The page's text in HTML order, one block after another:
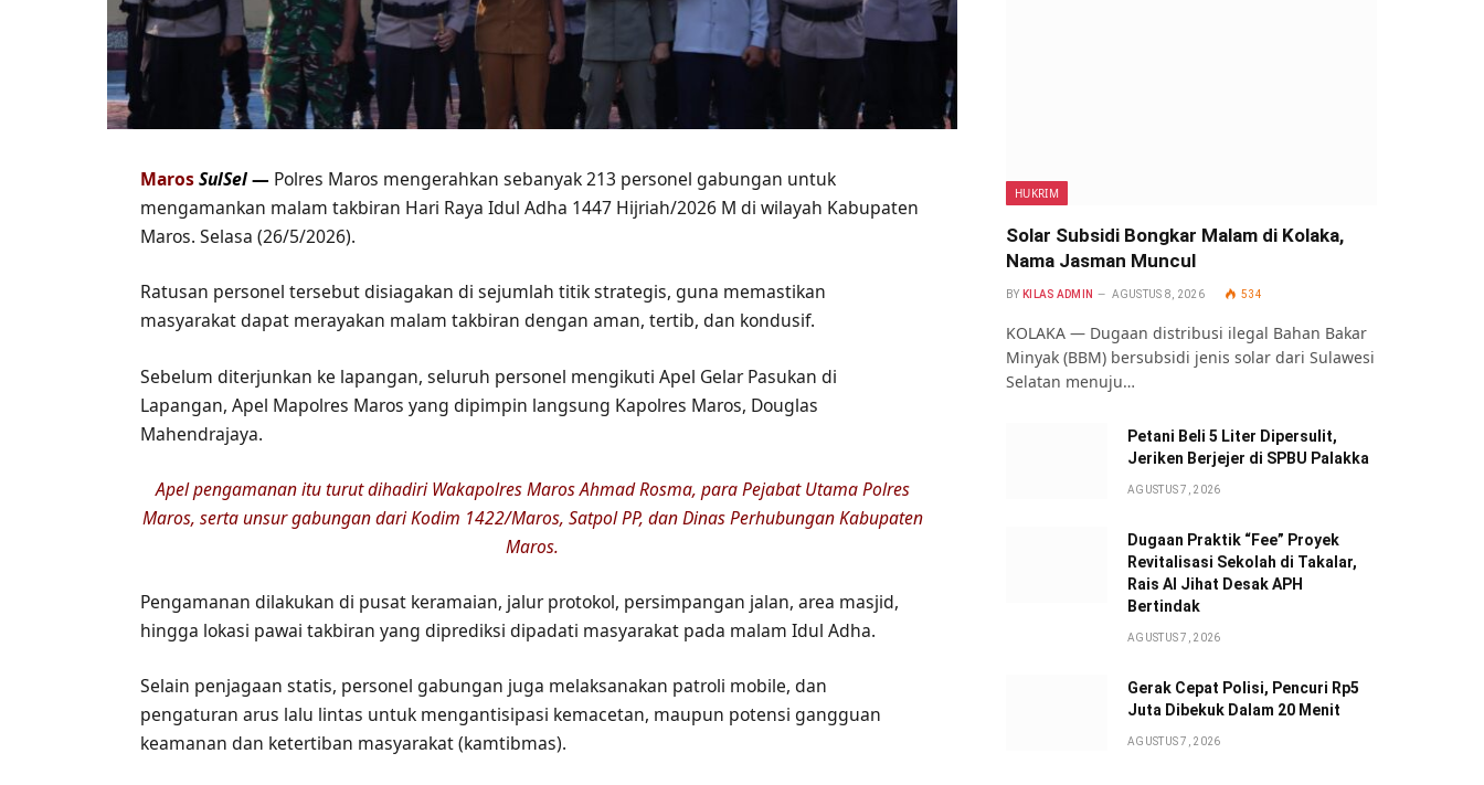
MarosSulSel— Polres Maros mengerahkan sebanyak 213 personel gabungan untuk
mengamankan malam takbiran Hari Raya Idul Adha 1447 Hijriah/2026 M di wilayah Kabupaten
Maros. Selasa (26/5/2026).
Ratusan personel tersebut disiagakan di sejumlah titik strategis, guna memastikan
masyarakat dapat merayakan malam takbiran dengan aman, tertib, dan kondusif.
Sebelum diterjunkan ke lapangan, seluruh personel mengikuti Apel Gelar Pasukan di
Lapangan, Apel Mapolres Maros yang dipimpin langsung Kapolres Maros, Douglas
Mahendrajaya.
Apel pengamanan itu turut dihadiri Wakapolres Maros Ahmad Rosma, para Pejabat Utama Polres
Maros, serta unsur gabungan dari Kodim 1422/Maros, Satpol PP, dan Dinas Perhubungan Kabupaten
Maros.
Pengamanan dilakukan di pusat keramaian, jalur protokol, persimpangan jalan, area masjid,
hingga lokasi pawai takbiran yang diprediksi dipadati masyarakat pada malam Idul Adha.
Selain penjagaan statis, personel gabungan juga melaksanakan patroli mobile, dan
pengaturan arus lalu lintas untuk mengantisipasi kemacetan, maupun potensi gangguan
keamanan dan ketertiban masyarakat (kamtibmas).
HUKRIM
Solar Subsidi Bongkar Malam di Kolaka,
Nama Jasman Muncul
BY KILAS ADMIN AGUSTUS 8, 2026 534
KOLAKA — Dugaan distribusi ilegal Bahan Bakar
Minyak (BBM) bersubsidi jenis solar dari Sulawesi
Selatan menuju…
Petani Beli 5 Liter Dipersulit,
Jeriken Berjejer di SPBU Palakka
AGUSTUS 7, 2026
Dugaan Praktik “Fee” Proyek
Revitalisasi Sekolah di Takalar,
Rais Al Jihat Desak APH
Bertindak
AGUSTUS 7, 2026
Gerak Cepat Polisi, Pencuri Rp5
Juta Dibekuk Dalam 20 Menit
AGUSTUS 7, 2026